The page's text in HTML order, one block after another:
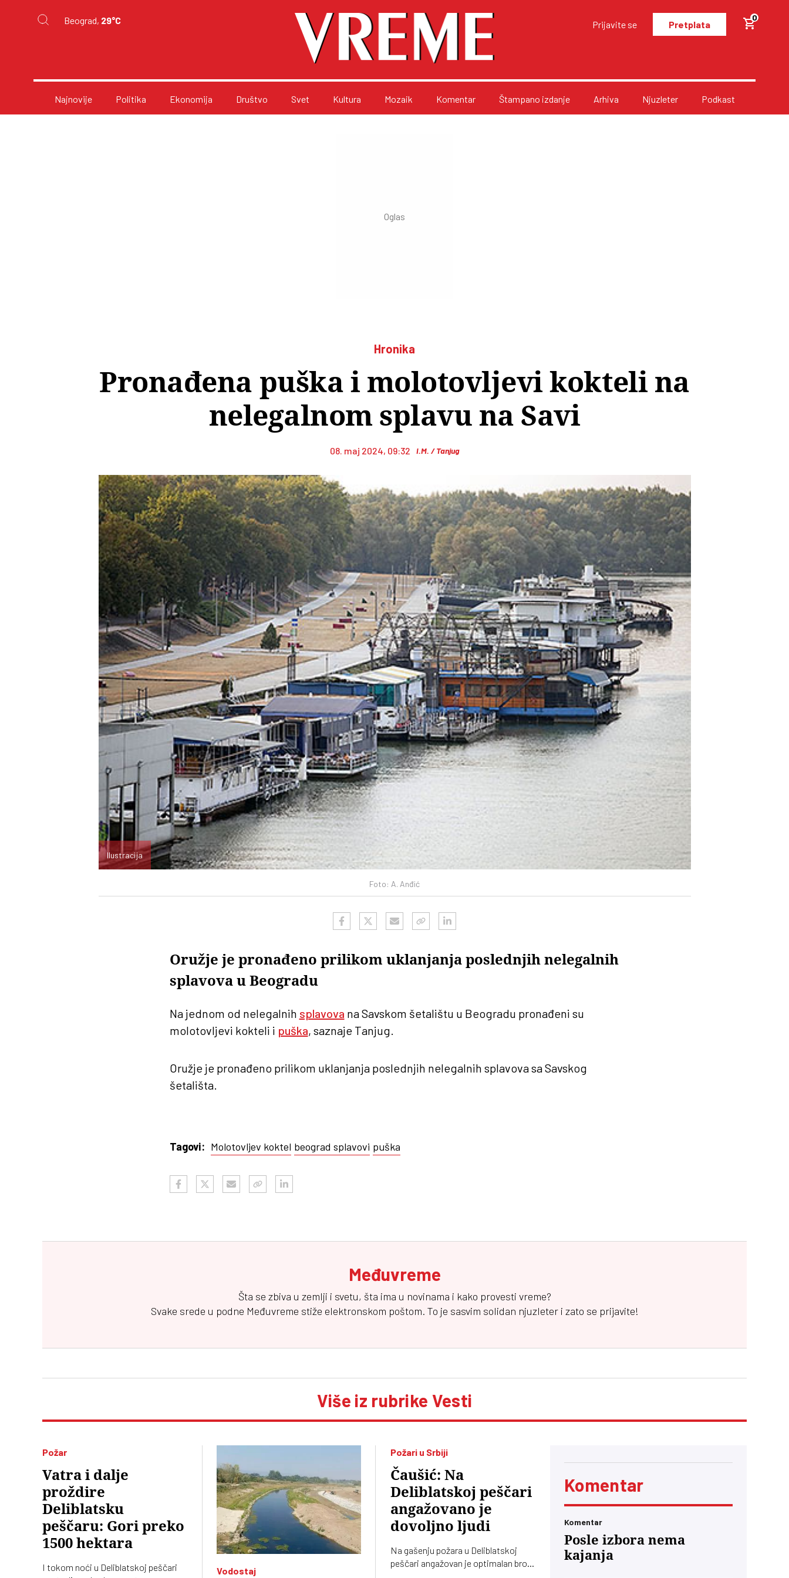
Beograd, 29°C Prijavite se Pretplata
0
Najnovije Politika Ekonomija Društvo Svet Kultura Mozaik Komentar Štampano izdanje Arhiva Njuzleter Podkast
Hronika
Pronađena puška i molotovljevi kokteli na
nelegalnom splavu na Savi
08. maj 2024, 09:32 I.M. / Tanjug
Foto: A. Anđić
Ilustracija
Oružje je pronađeno prilikom uklanjanja poslednjih nelegalnih
splavova u Beogradu
Na jednom od nelegalnih splavova na Savskom šetalištu u Beogradu pronađeni su
molotovljevi kokteli i puška, saznaje Tanjug.
Oružje je pronađeno prilikom uklanjanja poslednjih nelegalnih splavova sa Savskog
šetališta.
Tagovi: Molotovljev koktel beograd splavovi puška
Međuvreme
Šta se zbiva u zemlji i svetu, šta ima u novinama i kako provesti vreme?
Svake srede u podne Međuvreme stiže elektronskom poštom. To je sasvim solidan njuzleter i zato se prijavite!
Više iz rubrike Vesti
Vodostaj
Požar
Vatra i dalje
proždire
Deliblatsku
peščaru: Gori preko
1500 hektara
I tokom noći u Deliblatskoj peščari
Požari u Srbiji
Čaušić: Na
Deliblatskoj peščari
angažovano je
dovoljno ljudi
Na gašenju požara u Deliblatskoj
peščari angažovan je optimalan broj
Komentar
Komentar
Posle izbora nema
kajanja